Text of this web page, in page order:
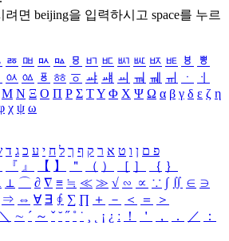
려면 beijing을 입력하시고 space를 누르
ㅭ ㅮ ㅯ ㅰ ㅱ ㅲ ㅳ ㅴ ㅵ ㅶ ㅷ ㅸ
ㅹ
ㆂ ㆃ ㆄ ㆅ ㆆ ㆇ ㆈ ㆉ ㆊ ㆋ ㆌ ㆍ
ㆎ
Μ Ν Ξ Ο Π Ρ Σ ΤΥ Φ Χ Ψ Ω α β γ δ ε ζ η
χ ψ ω
פ ם ן ו ט א ר ק ף ך ל ח י ע כ ג ד
『 』 【 】 ＂ （ ） ［ ］ ｛ ｝
⊥ ⌒ ∂ ∇ ≡ ≒ ≪ ≫ √ ∽ ∝ ∵ ∫ ∬ ∈ ∋
⇒ ⇔ ∀ ∃ ∮ ∑ ∏ ＋ － ＜ ＝
＞
＼ ∼ ´ ～ ˇ ˘ ˝ ˚ ˙ ¸ ¡ ¿ ː ！ ＇ ， ． ／
：